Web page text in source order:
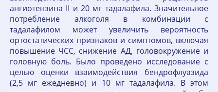
ангиотензина II и 20 мг тадалафила. Значительное
потребление алкоголя в комбинации с
тадалафилом может увеличить вероятность
ортостатических признаков и симптомов, включая
повышение ЧСС, снижение АД, головокружение и
головную боль. Было проведено исследование с
целью оценки взаимодействия бендрофлуазида
(2,5 мг ежедневно) и 10 мг тадалафила. В этом